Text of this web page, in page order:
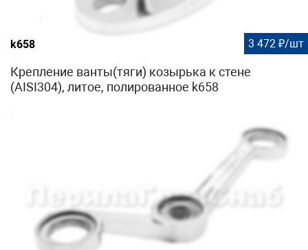
k658 3 472 ₽/шт
Крепление ванты(тяги) козырька к стене
(AISI304), литое, полированное k658